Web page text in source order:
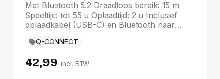
Met Bluetooth 5.2 Draadloos bereik: 15 m
Speeltijd: tot 55 u Oplaadtijd: 2 u Inclusief
oplaadkabel (USB-C) en Bluetooth naar
Kleur: zwart
Q-CONNECT
42,99 incl. BTW